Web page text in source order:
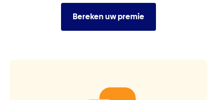
Bereken uw premie